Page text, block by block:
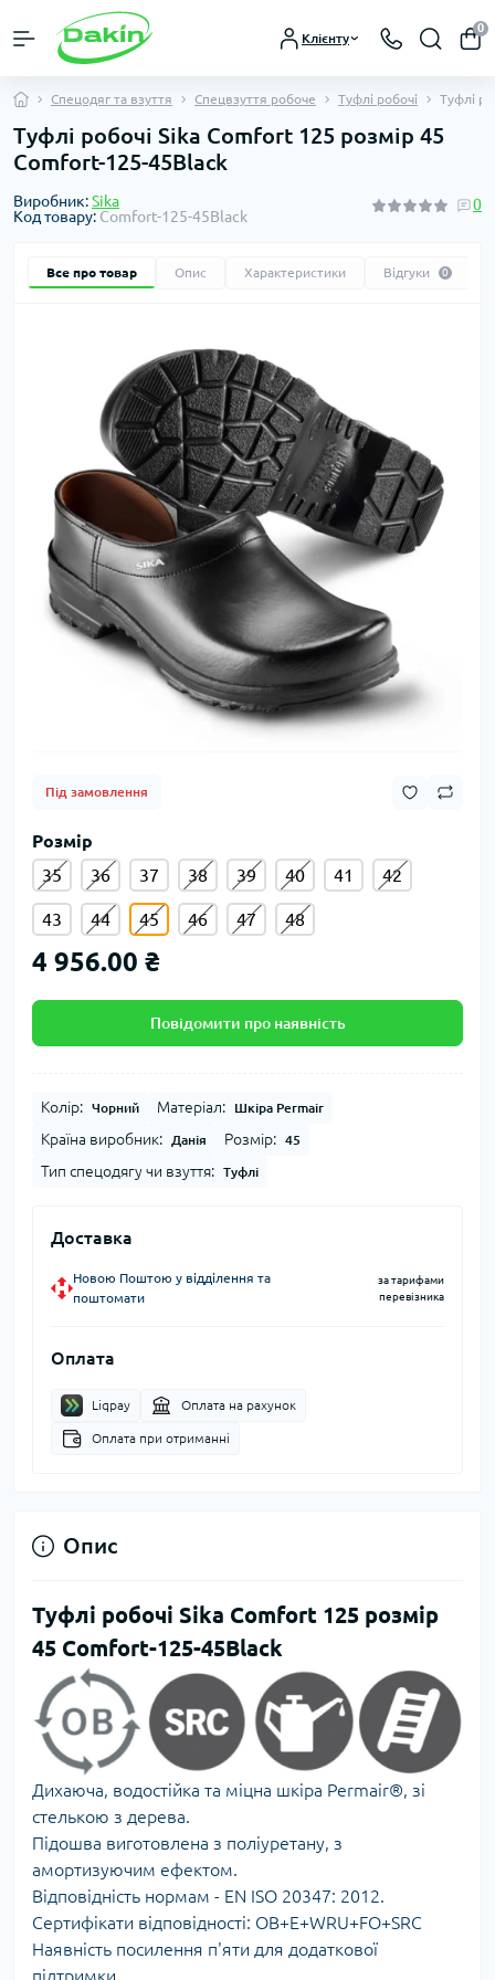
Клієнту
0
Спецодяг та взуття Спецвзуття робоче Туфлі робочі Туфлі
Туфлі робочі Sika Comfort 125 розмір 45
Comfort-125-45Black
Виробник:Sika
Код товару: Comfort-125-45Black
0
Все про товар Опис Характеристики Відгуки 0
Під замовлення
Розмір
35
36 37 38 39 40 41 42
43 44 45 46 47 48
4 956.00 ₴
Повідомити про наявність
Колір: Чорний Матеріал: Шкіра Permair
Країна виробник: Данія Розмір: 45
Тип спецодягу чи взуття: Туфлі
Доставка
Новою Поштою у відділення та
поштомати
за тарифами
перевізника
Оплата
Liqpay Оплата на рахунок
Оплата при отриманні
Опис
Туфлі робочі Sika Comfort 125 розмір
45 Comfort-125-45Black
Дихаюча, водостійка та міцна шкіра Permair®, зі
стелькою з дерева.
Підошва виготовлена ​​з поліуретану, з
амортизуючим ефектом.
Відповідність нормам - EN ISO 20347: 2012.
Сертифікати відповідності: OB+E+WRU+FO+SRC
Наявність посилення п'яти для додаткової
підтримки.